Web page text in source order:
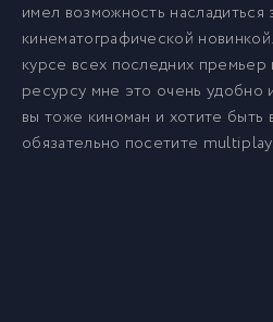
имел возможность насладиться
кинематографической
курсе всех последних премьер
ресурсу мне это очень удобно
вы тоже киноман и хотите быть
обязательно посетите